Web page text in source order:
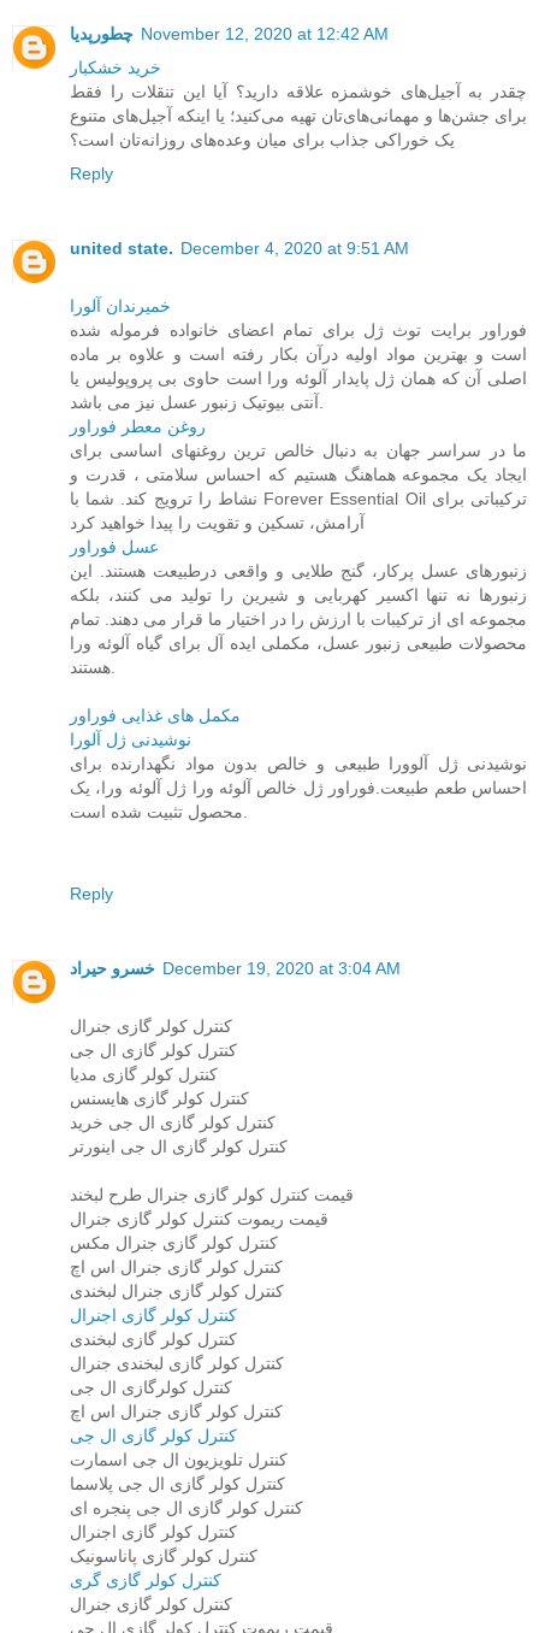
چطورپدیا November 12, 2020 at 12:42 AM
خرید خشکبار
چقدر به آجیل‌های خوشمزه علاقه دارید؟ آیا این تنقلات را فقط
برای جشن‌ها و مهمانی‌های‌تان تهیه می‌کنید؛ یا اینکه آجیل‌های متنوع
یک خوراکی جذاب برای میان وعده‌های روزانه‌تان است؟
Reply
united state. December 4, 2020 at 9:51 AM
خمیرندان آلورا
فوراور برایت توث ژل برای تمام اعضای خانواده فرموله شده
است و بهترین مواد اولیه درآن بکار رفته است و علاوه بر ماده
اصلی آن که همان ژل پایدار آلوئه ورا است حاوی بی پروپولیس یا
روغن معطر فوراور
ما در سراسر جهان به دنبال خالص ترین روغنهای اساسی برای
ایجاد یک مجموعه هماهنگ هستیم که احساس سلامتی ، قدرت و
نشاط را ترویج کند. شما با Forever Essential Oil ترکیباتی برای
آرامش، تسکین و تقویت را پیدا خواهید کرد
عسل فوراور
زنبورهای عسل پرکار، گنج طلایی و واقعی درطبیعت هستند. این
زنبورها نه تنها اکسیر کهربایی و شیرین را تولید می کنند، بلکه
مجموعه ای از ترکیبات با ارزش را در اختیار ما قرار می دهند. تمام
محصولات طبیعی زنبور عسل، مکملی ایده آل برای گیاه آلوئه ورا
مکمل های غذایی فوراور
نوشیدنی ژل آلورا
نوشیدنی ژل آلوورا طبیعی و خالص بدون مواد نگهدارنده برای
احساس طعم طبیعت.فوراور ژل خالص آلوئه ورا ژل آلوئه ورا، یک
Reply
خسرو حیراد December 19, 2020 at 3:04 AM
کنترل کولر گازی جنرال
کنترل کولر گازی ال جی
کنترل کولر گازی مدیا
کنترل کولر گازی هایسنس
کنترل کولر گازی ال جی خرید
کنترل کولر گازی ال جی اینورتر
قیمت کنترل کولر گازی جنرال طرح لبخند
قیمت ریموت کنترل کولر گازی جنرال
کنترل کولر گازی جنرال مکس
کنترل کولر گازی جنرال اس اچ
کنترل کولر گازی جنرال لبخندی
کنترل کولر گازی اجنرال
کنترل کولر گازی لبخندی
کنترل کولر گازی لبخندی جنرال
کنترل کولرگازی ال جی
کنترل کولر گازی جنرال اس اچ
کنترل کولر گازی ال جی
کنترل تلویزیون ال جی اسمارت
کنترل کولر گازی ال جی پلاسما
کنترل کولر گازی ال جی پنجره ای
کنترل کولر گازی اجنرال
کنترل کولر گازی پاناسونیک
کنترل کولر گازی گری
کنترل کولر گازی جنرال
قیمت ریموت کنترل کولر گازی ال جی